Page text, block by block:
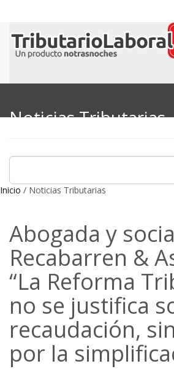
Noticias Tributarias
Inicio / Noticias Tributarias
Abogada y
Recabarren &
“La Reforma
no se justifica
recaudación,
por la